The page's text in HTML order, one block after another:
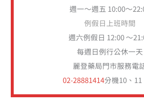
週一～週五 10:00～
例假日上班時間
週六例假日 12:00 ～
每週日例行公休一天
麗登藥局門市服務電
02-28881414分機10、11